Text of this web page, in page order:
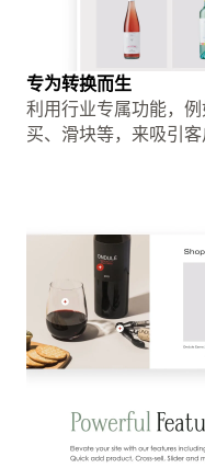
专为转换而生
利用行业专属功能，
买、滑块等，来吸引客